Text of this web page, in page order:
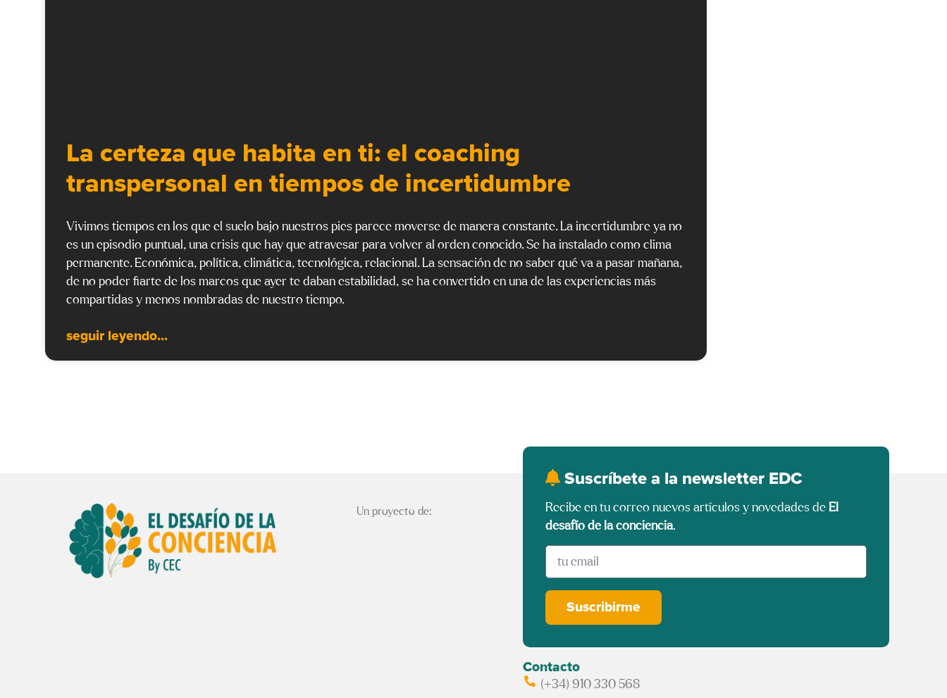
La certeza que habita en ti: el coaching
transpersonal en tiempos de incertidumbre
Vivimos tiempos en los que el suelo bajo nuestros pies parece moverse de manera constante. La incertidumbre ya no
es un episodio puntual, una crisis que hay que atravesar para volver al orden conocido. Se ha instalado como clima
permanente. Económica, política, climática, tecnológica, relacional. La sensación de no saber qué va a pasar mañana,
de no poder fiarte de los marcos que ayer te daban estabilidad, se ha convertido en una de las experiencias más
compartidas y menos nombradas de nuestro tiempo.
seguir leyendo...
Un proyecto de:
Suscríbete a la newsletter EDC
Recibe en tu correo nuevos artículos y novedades de El
desafío de la conciencia.
Suscribirme
Contacto
(+34) 910 330 568